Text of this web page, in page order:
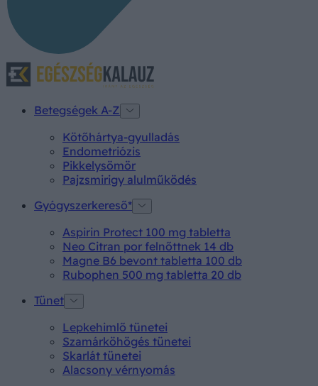
Betegségek A-Z
Kötőhártya-gyulladás
Endometriózis
Pikkelysömör
Pajzsmirigy alulműködés
Gyógyszerkereső*
Aspirin Protect 100 mg tabletta
Neo Citran por felnőttnek 14 db
Magne B6 bevont tabletta 100 db
Rubophen 500 mg tabletta 20 db
Tünet
Lepkehimlő tünetei
Szamárköhögés tünetei
Skarlát tünetei
Alacsony vérnyomás